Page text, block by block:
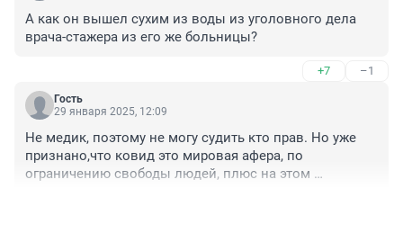
А как он вышел сухим из воды из уголовного дела
врача-стажера из его же больницы?
+7 –1
Гость
29 января 2025, 12:09
Не медик, поэтому не могу судить кто прав. Но уже
признано,что ковид это мировая афера, по
ограничению свободы людей, плюс на этом